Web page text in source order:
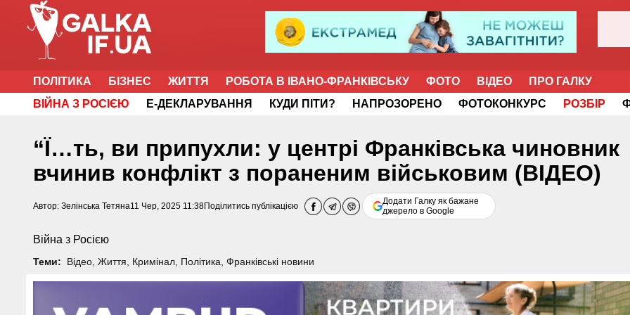
ПОЛІТИКА БІЗНЕС ЖИТТЯ РОБОТА В ІВАНО-ФРАНКІВСЬКУ ФОТО ВІДЕО
ПРО ГАЛКУ
ВІЙНА З РОСІЄЮ
Е-ДЕКЛАРУВАННЯ КУДИ ПІТИ? НАПРОЗОРЕНО ФОТОКОНКУРС РОЗБІР
“Ї…ть, ви припухли: у центрі Франківська чиновник
вчинив конфлікт з пораненим військовим (ВІДЕО)
Автор: Зелінська Тетяна11 Чер, 2025 11:38Поділитись публікацією
Додати Галку як бажане
джерело в Google
Війна з Росією
Теми: Відео, Життя Кримінал, Політика Франківські новини